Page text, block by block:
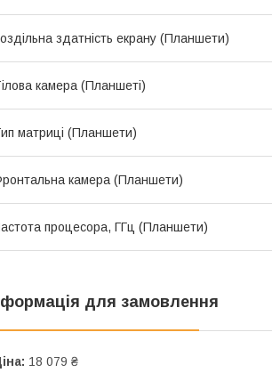
здатність екрану (Планшети)
камера (Планшеті)
матриці (Планшети)
камера (Планшети)
процесора, ГГц (Планшети)
для замовлення
18 079 ₴